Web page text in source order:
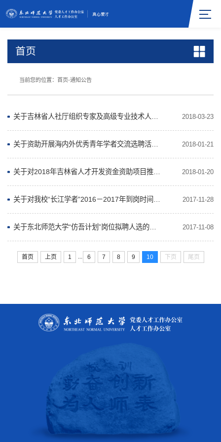
首页
当前您的位置： 首页-通知公告
2018-03-23
2018-01-21
2018-01-20
2017-11-28
2017-11-08
首页 上页 1 ... 6 7 8 9 10 下页 尾页